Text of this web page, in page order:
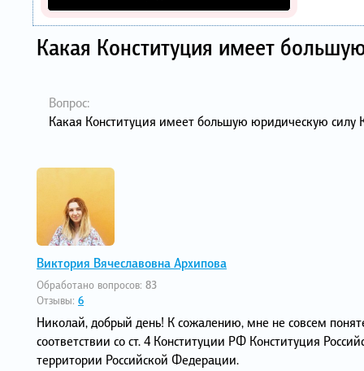
Какая Конституция имеет
Вопрос:
Какая Конституция имеет большую юридическую
Виктория Вячеславовна Архипова
Обработано вопросов: 83
Отзывы: 6
Николай, добрый день! К сожалению, мне не совсем
соответствии со ст. 4 Конституции РФ Конституция
территории Российской Федерации.